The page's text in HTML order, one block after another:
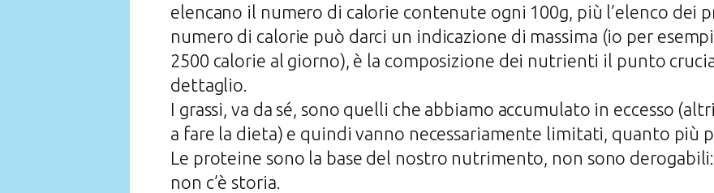
elencano il numero di calorie contenute ogni 100g, più l’elenco dei
numero di calorie può darci un indicazione di massima (io per
2500 calorie al giorno), è la composizione dei nutrienti il punto
dettaglio.
I grassi, va da sé, sono quelli che abbiamo accumulato in eccesso
a fare la dieta) e quindi vanno necessariamente limitati, quanto più
Le proteine sono la base del nostro nutrimento, non sono
non c’è storia.